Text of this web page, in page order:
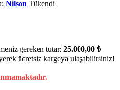
Nilson Tükendi
gereken tutar: 25.000,00 ₺
ücretsiz kargoya ulaşabilirsiniz!